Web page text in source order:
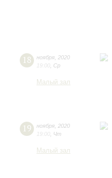
18 ноября 2020
19:00 Ср
Малый зал
19 ноября 2020
19:00 Чт
Малый зал